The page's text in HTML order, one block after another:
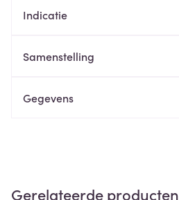
Indicatie
Samenstelling
Gegevens
Gerelateerde producten